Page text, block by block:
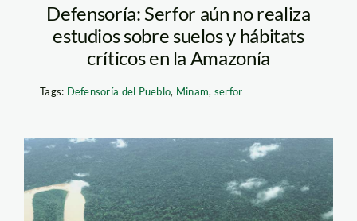
Defensoría: Serfor aún no realiza
estudios sobre suelos y hábitats
críticos en la Amazonía
Tags: Defensoría del Pueblo, Minam, serfor
bosque-purus—